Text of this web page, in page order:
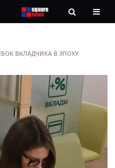
ВКЛАДЧИКА В ЭПОХУ